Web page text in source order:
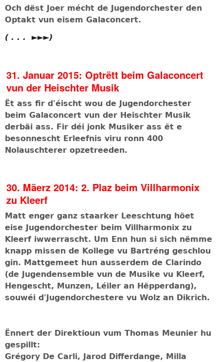
Och dëst Joer mécht de Jugendorchester den
Optakt vun eisem Galaconcert.
( . . . ►►►)
31. Januar 2015: Optrëtt beim Galaconcert
vun der Heischter Musik
Ët ass fir d'éischt wou de Jugendorchester
beim Galaconcert vun der Heischter Musik
derbäi ass. Fir déi jonk Musiker ass ët e
besonnescht Erleefnis viru ronn 400
Nolauschterer opzetreeden.
30. Mäerz 2014: 2. Plaz beim Villharmonix
zu Kleerf
Matt enger ganz staarker Leeschtung höet
eise Jugendorchester beim Villharmonix zu
Kleerf iwwerrascht. Um Enn hun si sich nëmme
knapp missen de Kollege vu Bartréng geschlou
gin. Mattgemeet hun ausserdem de Clarindo
(de Jugendensemble vun de Musike vu Kleerf,
Hengescht, Munzen, Léiler an Hëpperdang),
souwéi d'Jugendorchestere vu Wolz an Dikrich.
Ënnert der Direktioun vum Thomas Meunier hu
gespillt:
Grégory De Carli, Jarod Differdange, Milla